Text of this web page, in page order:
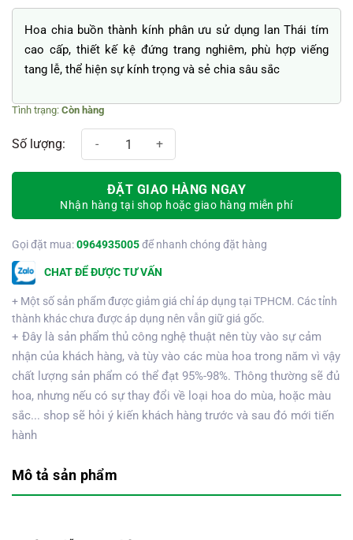
Hoa chia buồn thành kính phân ưu sử dụng lan Thái tím
cao cấp, thiết kế kệ đứng trang nghiêm, phù hợp viếng
tang lễ, thể hiện sự kính trọng và sẻ chia sâu sắc
Còn hàng
Hoa Chia Buồn Thành Kính Phân Ưu số lượng
ĐẶT GIAO HÀNG NGAY
Nhận hàng tại shop hoặc giao hàng miễn phí
Gọi đặt mua:0964935005để nhanh chóng đặt hàng
CHAT ĐỂ ĐƯỢC TƯ VẤN
+ Một số sản phẩm được giảm giá chỉ áp dụng tại TPHCM. Các tỉnh
thành khác chưa được áp dụng nên vẫn giữ giá gốc.
+ Đây là sản phẩm thủ công nghệ thuật nên tùy vào sự cảm
nhận của khách hàng, và tùy vào các mùa hoa trong năm vì vậy
chất lượng sản phẩm có thể đạt 95%-98%. Thông thường sẽ đủ
hoa, nhưng nếu có sự thay đổi về loại hoa do mùa, hoặc màu
sắc... shop sẽ hỏi ý kiến khách hàng trước và sau đó mới tiến
hành
Mô tả sản phẩm